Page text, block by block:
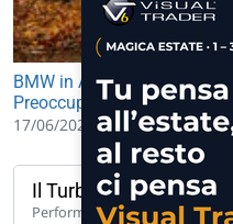
BMW in Allarme: Profit
Preoccupano Mercato ed
17/06/2026 15:01
Il Turbo del giorno
Performance 1 anno